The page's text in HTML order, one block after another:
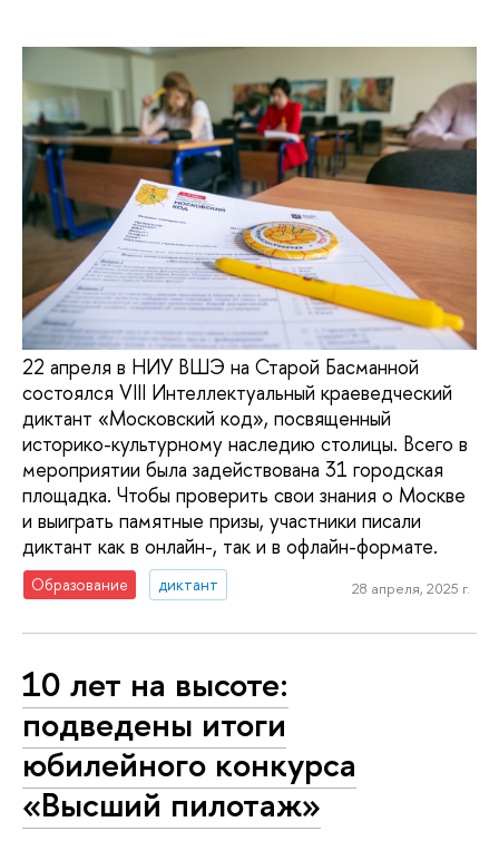
22 апреля в НИУ ВШЭ на Старой Басманной
состоялся VIII Интеллектуальный краеведческий
диктант «Московский код», посвященный
историко-культурному наследию столицы. Всего в
мероприятии была задействована 31 городская
площадка. Чтобы проверить свои знания о Москве
и выиграть памятные призы, участники писали
диктант как в онлайн-, так и в офлайн-формате.
Образование диктант 28 апреля, 2025 г.
10 лет на высоте:
подведены итоги
юбилейного конкурса
«Высший пилотаж»